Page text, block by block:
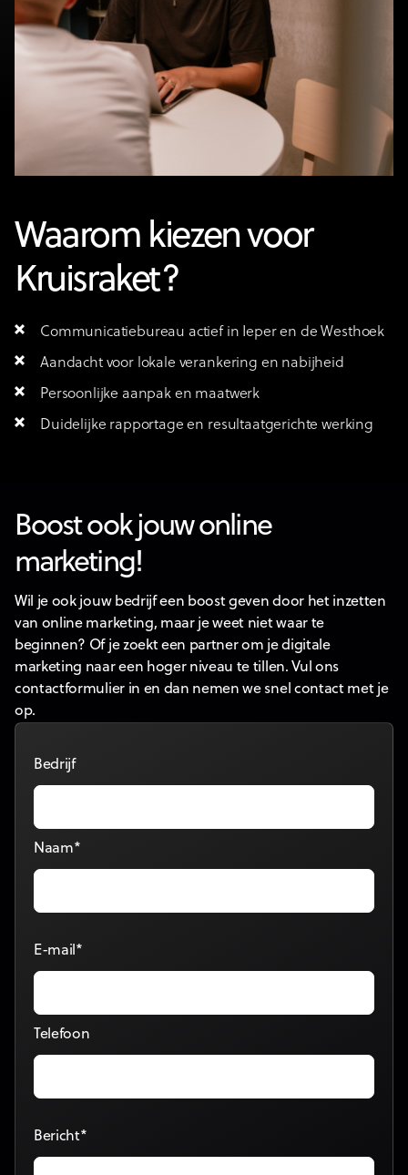
Waarom kiezen voor
Kruisraket?
Communicatiebureau actief in Ieper en de Westhoek
Aandacht voor lokale verankering en nabijheid
Persoonlijke aanpak en maatwerk
Duidelijke rapportage en resultaatgerichte werking
Boost ook jouw online
marketing!
Wil je ook jouw bedrijf een boost geven door het inzetten
van online marketing, maar je weet niet waar te
beginnen? Of je zoekt een partner om je digitale
marketing naar een hoger niveau te tillen. Vul ons
contactformulier in en dan nemen we snel contact met je
op.
Bedrijf
Naam*
E-mail*
Telefoon
Bericht*